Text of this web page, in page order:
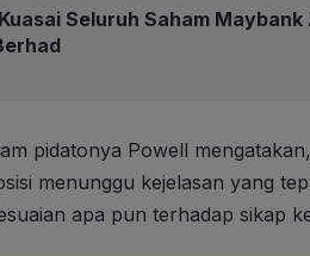
Seluruh Saham Maybank
pidatonya Powell
menunggu kejelasan yang
apa pun terhadap sikap